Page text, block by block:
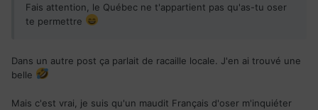
Fais attention, le Québec ne t'appartient pas qu'as-tu oser
te permettre
Dans un autre post ça parlait de racaille locale. J'en ai trouvé une
belle
Mais c'est vrai, je suis qu'un maudit Français d'oser m'inquiéter